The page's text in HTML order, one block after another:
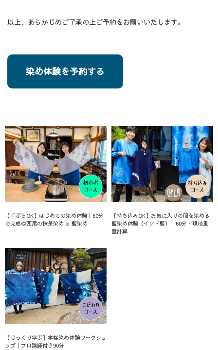
以上、あらかじめご了承の上ご予約をお願いいたします。
染め体験を予約する
【手ぶらOK】はじめての染め体験｜60分
で完成◎西尾の抹茶染め or 藍染め
【持ち込みOK】お気に入りの服を染める
藍染め体験（インド藍）｜60分・現地重
量計算
【じっくり学ぶ】本格染め体験ワークショ
ップ｜プロ講師付き90分